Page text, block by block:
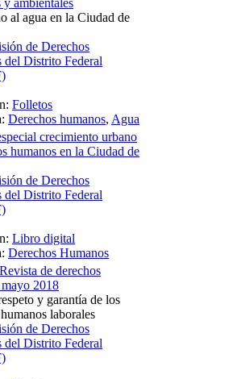
y ambientales
al agua en la Ciudad de
de Derechos
del Distrito Federal
Folletos
Derechos humanos, Agua
crecimiento urbano
humanos en la Ciudad de
de Derechos
del Distrito Federal
Libro digital
Derechos Humanos
de derechos
2018
y garantía de los
laborales
de Derechos
del Distrito Federal